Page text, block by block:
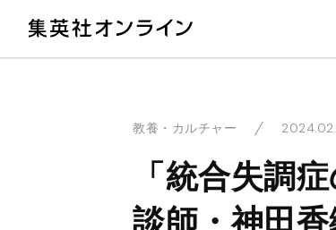
教養・カルチャー
「統合失調
談師・神田